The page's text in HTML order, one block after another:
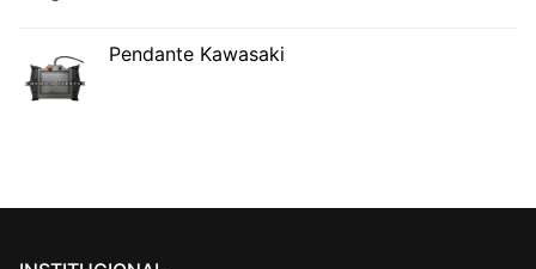
Pendante Kawasaki